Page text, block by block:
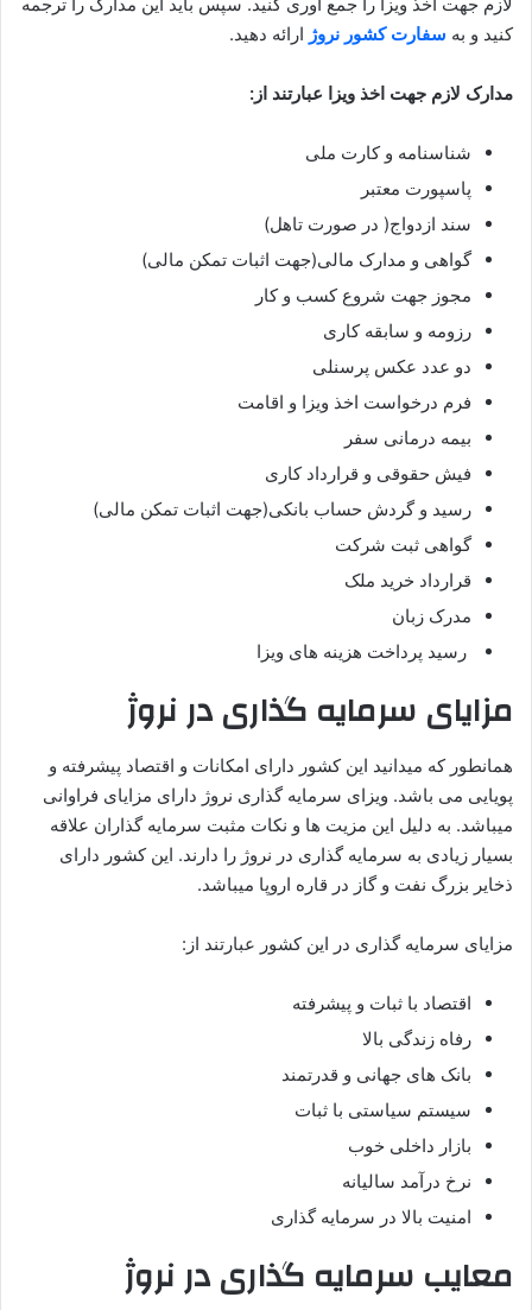
لازم جهت اخذ ویزا را جمع آوری کنید. سپس باید این مدارک را ترجمه
کنید و به سفارت کشور نروژ ارائه دهید.
مدارک لازم جهت اخذ ویزا عبارتند از:
شناسنامه و کارت ملی
پاسپورت معتبر
سند ازدواج( در صورت تاهل)
گواهی و مدارک مالی(جهت اثبات تمکن مالی)
مجوز جهت شروع کسب و کار
رزومه و سابقه کاری
دو عدد عکس پرسنلی
فرم درخواست اخذ ویزا و اقامت
بیمه درمانی سفر
فیش حقوقی و قرارداد کاری
رسید و گردش حساب بانکی(جهت اثبات تمکن مالی)
گواهی ثبت شرکت
قرارداد خرید ملک
مدرک زبان
رسید پرداخت هزینه های ویزا
مزایای سرمایه گذاریدر نروژ
همانطور که میدانید این کشور دارای امکانات و اقتصاد پیشرفته و
پویایی می باشد. ویزای سرمایه گذاری نروژ دارای مزایای فراوانی
میباشد. به دلیل این مزیت ها و نکات مثبت سرمایه گذاران علاقه
بسیار زیادی به سرمایه گذاری در نروژ را دارند. این کشور دارای
ذخایر بزرگ نفت و گاز در قاره اروپا میباشد.
مزایای سرمایه گذاری در این کشور عبارتند از:
اقتصاد با ثبات و پیشرفته
رفاه زندگی بالا
بانک های جهانی و قدرتمند
سیستم سیاستی با ثبات
بازار داخلی خوب
نرخ درآمد سالیانه
امنیت بالا در سرمایه گذاری
معایب سرمایه گذاریدر نروژ